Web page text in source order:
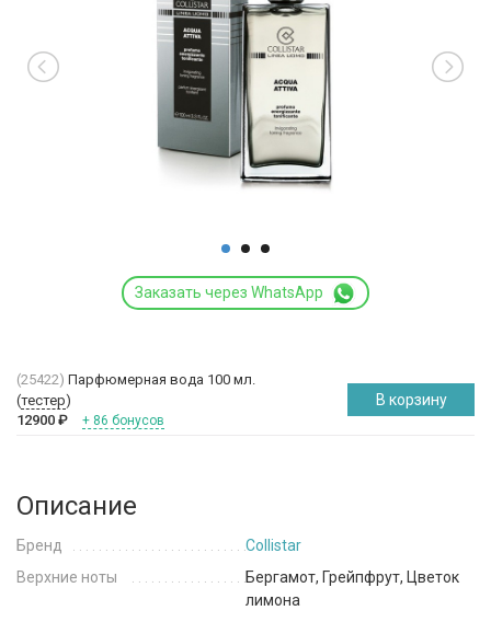
Заказать через WhatsApp
(25422) Парфюмерная вода 100 мл.
(тестер)
12900 ₽ + 86 бонусов
В корзину
Описание
Бренд
Collistar
Верхние ноты
Бергамот, Грейпфрут, Цветок
лимона